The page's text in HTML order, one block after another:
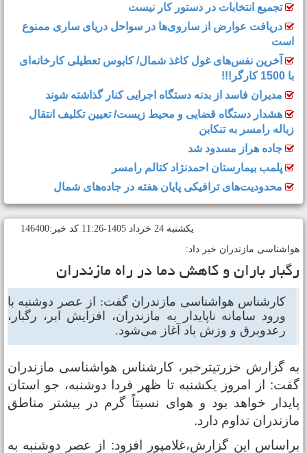
تجمیع انتخابات در دستور کار نیست
دریافت عوارض از ساروی‌ها در سواحل دریای ساری ممنوع
است
آخرین نفس‌های غول کاغذ شمال‌/ ‌کابوس تعطیلی کارخانه‌ای
مدیران فاسد از بدنه دستگاه اجرایی کنار گذاشته شوند
هشدار دستگاه قضایی و محیط زیست/ تعیین تکلیف انتقال
زباله رامسر به تنکابن
جاده هراز مسدود شد
پلمب بیمارستان احمدنژاد کتالم رامسر
محدودیت‌های ترافیکی پایان هفته در جاده‌های شمال
يکشنبه 24 خرداد 1405-11:26 کد خبر:146400
مازندران خبر داد:
باران و کاهش دما در راه مازندران
کارشناس هواشناسی مازندران گفت: از عصر دوشنبه با
ورود سامانه ناپایدار به مازندران، افزایش ابر، رگبار،
رعدوبرق و وزش باد آغاز می‌شود.
گزارش خزرتیترخبر، کارشناس هواشناسی مازندران
از امروز یکشنبه تا ظهر فردا دوشنبه، جو استان
خواهد بود و هوای نسبتاً گرم در بیشتر مناطق
تداوم دارد.
این گزارش،غلامپور افزود: از عصر دوشنبه به